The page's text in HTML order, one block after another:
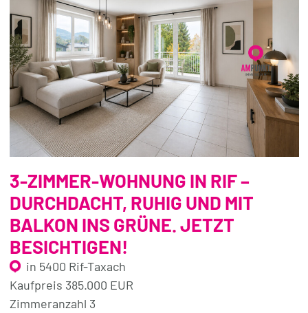
3-ZIMMER-WOHNUNG IN RIF –
DURCHDACHT, RUHIG UND MIT
BALKON INS GRÜNE. JETZT
BESICHTIGEN!
in 5400 Rif-Taxach
Kaufpreis 385.000 EUR
Zimmeranzahl 3